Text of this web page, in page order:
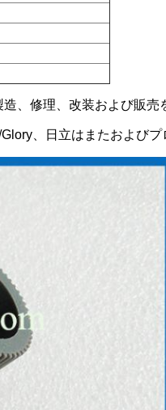
、修理、改装および販
、日立はまたおよびプ